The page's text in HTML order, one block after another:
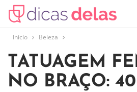
Início Beleza
TATUAGEM
NO BRAÇO: 40